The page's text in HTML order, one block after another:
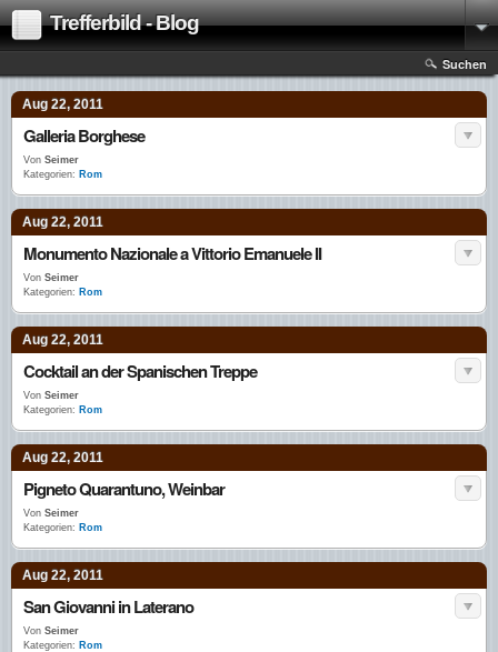
Trefferbild - Blog
Suchen
Aug 22, 2011
Galleria Borghese
Von Seimer
Kategorien: Rom
Aug 22, 2011
Monumento Nazionale a Vittorio Emanuele II
Von Seimer
Kategorien: Rom
Aug 22, 2011
Cocktail an der Spanischen Treppe
Von Seimer
Kategorien: Rom
Aug 22, 2011
Pigneto Quarantuno, Weinbar
Von Seimer
Kategorien: Rom
Aug 22, 2011
San Giovanni in Laterano
Von Seimer
Kategorien: Rom